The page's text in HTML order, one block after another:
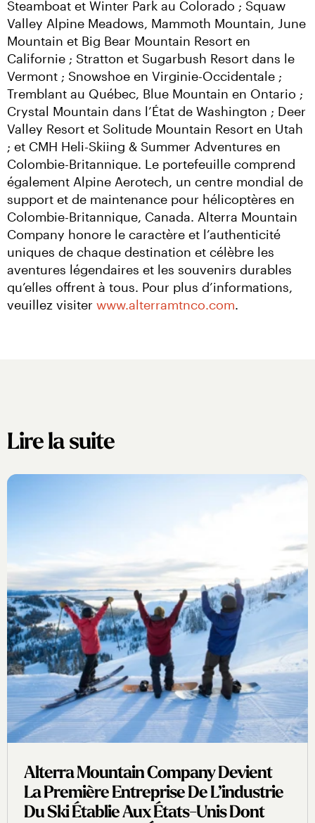
Steamboat et Winter Park au Colorado ; Squaw
Valley Alpine Meadows, Mammoth Mountain, June
Mountain et Big Bear Mountain Resort en
Californie ; Stratton et Sugarbush Resort dans le
Vermont ; Snowshoe en Virginie-Occidentale ;
Tremblant au Québec, Blue Mountain en Ontario ;
Crystal Mountain dans l’État de Washington ; Deer
Valley Resort et Solitude Mountain Resort en Utah
; et CMH Heli-Skiing & Summer Adventures en
Colombie-Britannique. Le portefeuille comprend
également Alpine Aerotech, un centre mondial de
support et de maintenance pour hélicoptères en
Colombie-Britannique, Canada. Alterra Mountain
Company honore le caractère et l’authenticité
uniques de chaque destination et célèbre les
aventures légendaires et les souvenirs durables
qu’elles offrent à tous. Pour plus d’informations,
veuillez visiter www.alterramtnco.com.
Lire la suite
Alterra Mountain Company Devient
La Première Entreprise De L’industrie
Du Ski Établie Aux États-Unis Dont